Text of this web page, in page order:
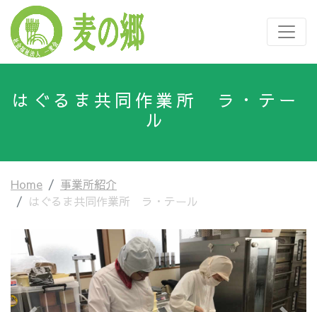
はぐるま共同作業所 ラ・テー
ル
Home
事業所紹介
はぐるま共同作業所 ラ・テール